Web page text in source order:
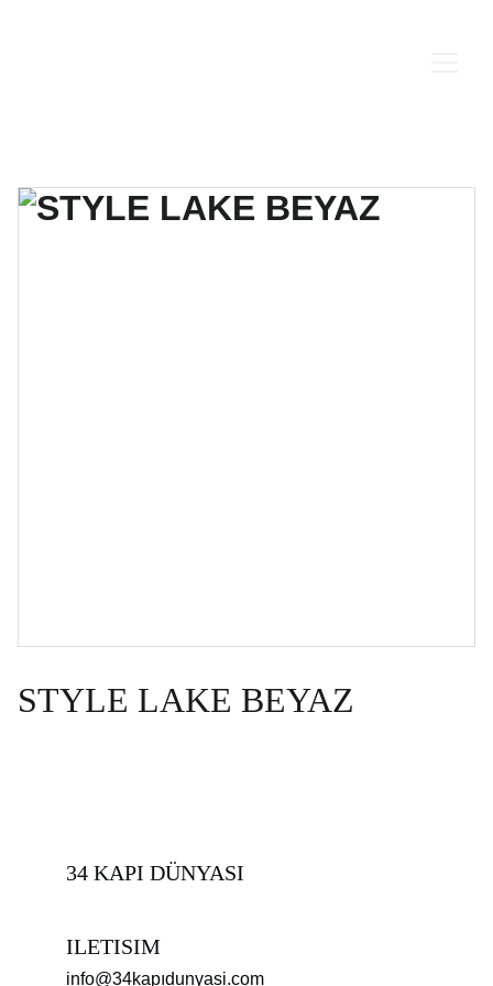
STYLE LAKE BEYAZ
ILETISIM
info@34kapıdunyasi.com
34 KAPI DÜNYASI